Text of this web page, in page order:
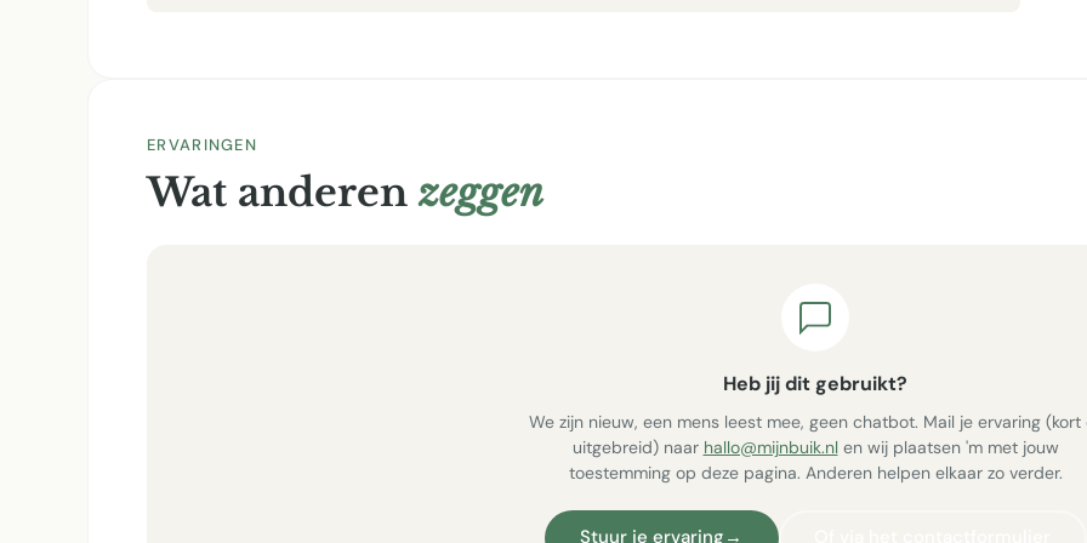
ERVARINGEN
Wat anderenzeggen
Heb jij dit gebruikt?
We zijn nieuw, een mens leest mee, geen chatbot. Mail je ervaring (kort
uitgebreid) naar hallo@mijnbuik.nlen wij plaatsen 'm met jouw
toestemming op deze pagina. Anderen helpen elkaar zo verder.
Stuur je ervaring →